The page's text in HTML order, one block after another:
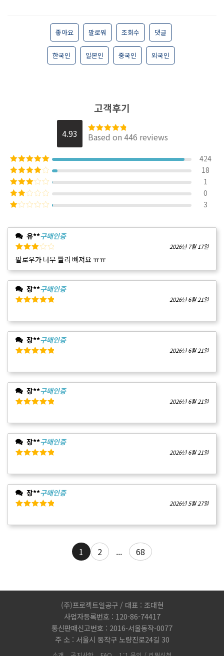
좋아요 팔로워 조회수 댓글
한국인 일본인 중국인 외국인
고객후기
4.93
5 중에서
Based on 446 reviews
5 중에서5로
평가됨
424
5 중에서
4 로
평가됨
18
5
중에서
3로
1
5
중에서
0
1로
평가됨
3
유**구매인증
5
중에서
3로
2026년 7월 17일
팔로우가 너무 빨리 빠져요 ㅠㅠ
장**구매인증
2026년 6월 21일
장**구매인증
2026년 6월 21일
장**구매인증
2026년 6월 21일
장**구매인증
2026년 6월 21일
장**구매인증
2026년 5월 27일
1 2 ... 68
(주)프로젝트일공구 / 대표 : 조대현
사업자등록번호 : 120-86-74417
통신판매신고번호 : 2016-서울동작-0077
주 소 : 서울시 동작구 노량진로24길 30